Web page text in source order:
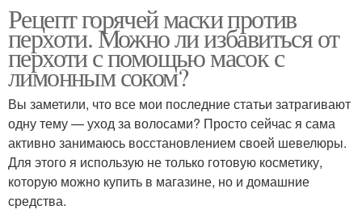
Рецепт горячей маски против
перхоти. Можно ли избавиться от
перхоти с помощью масок с
лимонным соком?
Вы заметили, что все мои последние статьи затрагивают
одну тему — уход за волосами? Просто сейчас я сама
активно занимаюсь восстановлением своей шевелюры.
Для этого я использую не только готовую косметику,
которую можно купить в магазине, но и домашние
средства.